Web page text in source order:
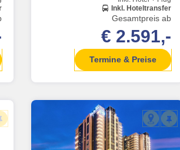
Inkl. Hoteltransfer
Gesamtpreis ab
€ 2.591,-
Termine & Preise